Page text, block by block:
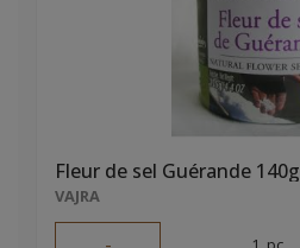
Fleur de sel Guérande 140g
VAJRA